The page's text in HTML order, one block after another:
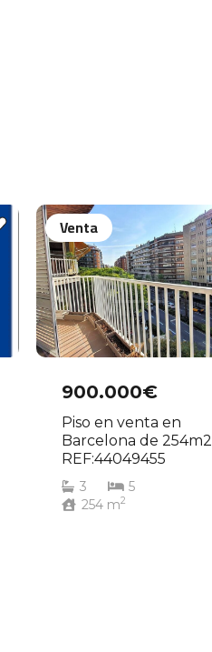
900.000€
Piso en venta en
Barcelona de 254m2
REF:44049455
3
5
254m2
Venta